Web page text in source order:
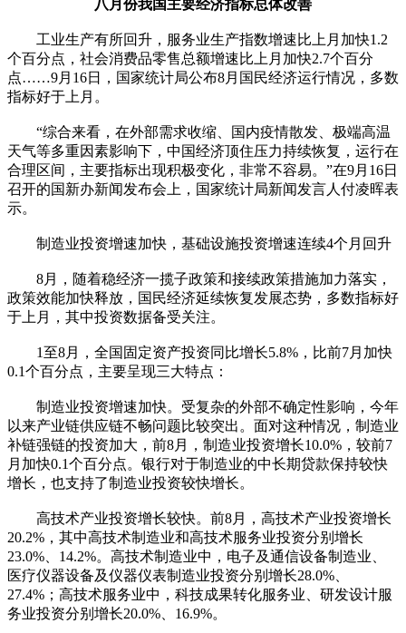
八月份我国主要经济指标总体改善
工业生产有所回升，服务业生产指数增速比上月加快1.2
个百分点，社会消费品零售总额增速比上月加快2.7个百分
点……9月16日，国家统计局公布8月国民经济运行情况，多数
指标好于上月。
“综合来看，在外部需求收缩、国内疫情散发、极端高温
天气等多重因素影响下，中国经济顶住压力持续恢复，运行在
合理区间，主要指标出现积极变化，非常不容易。”在9月16日
召开的国新办新闻发布会上，国家统计局新闻发言人付凌晖表
示。
制造业投资增速加快，基础设施投资增速连续4个月回升
8月，随着稳经济一揽子政策和接续政策措施加力落实，
政策效能加快释放，国民经济延续恢复发展态势，多数指标好
于上月，其中投资数据备受关注。
1至8月，全国固定资产投资同比增长5.8%，比前7月加快
0.1个百分点，主要呈现三大特点：
制造业投资增速加快。受复杂的外部不确定性影响，今年
以来产业链供应链不畅问题比较突出。面对这种情况，制造业
补链强链的投资加大，前8月，制造业投资增长10.0%，较前7
月加快0.1个百分点。银行对于制造业的中长期贷款保持较快
增长，也支持了制造业投资较快增长。
高技术产业投资增长较快。前8月，高技术产业投资增长
20.2%，其中高技术制造业和高技术服务业投资分别增长
23.0%、14.2%。高技术制造业中，电子及通信设备制造业、
医疗仪器设备及仪器仪表制造业投资分别增长28.0%、
27.4%；高技术服务业中，科技成果转化服务业、研发设计服
务业投资分别增长20.0%、16.9%。